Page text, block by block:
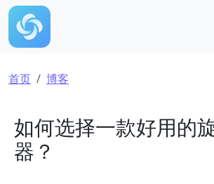
跳转到主要内容
面包屑
首页 博客
如何选择一款好用的
器？